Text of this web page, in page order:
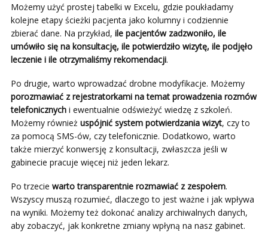
Możemy użyć prostej tabelki w Excelu, gdzie poukładamy
kolejne etapy ścieżki pacjenta jako kolumny i codziennie
zbierać dane. Na przykład, ile pacjentów zadzwoniło, ile
umówiło się na konsultację, ile potwierdziło wizytę, ile podjęło
leczenie i ile otrzymaliśmy rekomendacji.
Po drugie, warto wprowadzać drobne modyfikacje. Możemy
porozmawiać z rejestratorkami na temat prowadzenia rozmów
telefonicznych i ewentualnie odświeżyć wiedzę z szkoleń.
Możemy również uspójnić system potwierdzania wizyt, czy to
za pomocą SMS-ów, czy telefonicznie. Dodatkowo, warto
także mierzyć konwersję z konsultacji, zwłaszcza jeśli w
gabinecie pracuje więcej niż jeden lekarz.
Po trzecie warto transparentnie rozmawiać z zespołem.
Wszyscy muszą rozumieć, dlaczego to jest ważne i jak wpływa
na wyniki. Możemy też dokonać analizy archiwalnych danych,
aby zobaczyć, jak konkretne zmiany wpłyną na nasz gabinet.